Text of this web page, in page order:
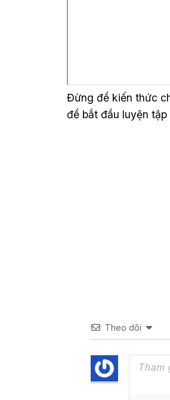
Đừng để kiến thức
để bắt đầu luyện
Theo dõi